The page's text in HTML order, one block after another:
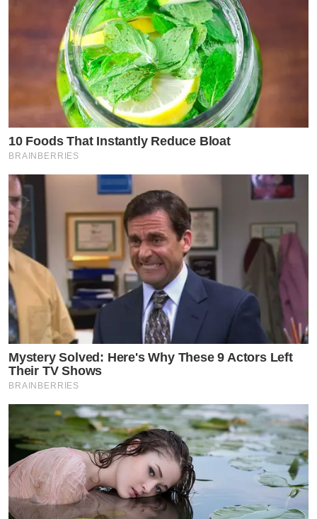
10 Foods That Instantly Reduce Bloat
BRAINBERRIES
Mystery Solved: Here's Why These 9 Actors Left
Their TV Shows
BRAINBERRIES